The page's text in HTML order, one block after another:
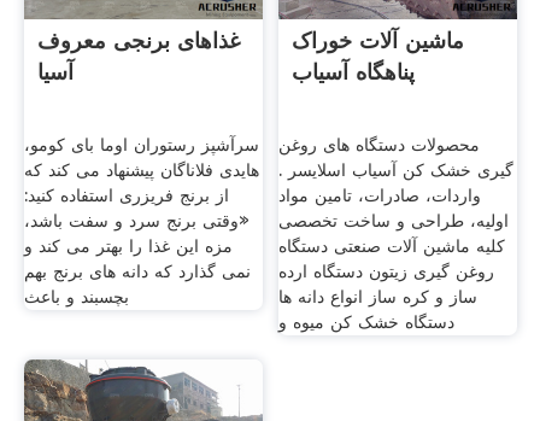
غذاهای برنجی معروف
آسیا
سرآشپز رستوران اوما بای کومو،
هایدی فلاناگان پیشنهاد می کند که
از برنج فریزری استفاده کنید:
«وقتی برنج سرد و سفت باشد،
مزه این غذا را بهتر می کند و
نمی گذارد که دانه های برنج بهم
بچسبند و باعث
ماشین آلات خوراک
پناهگاه آسیاب
محصولات دستگاه های روغن
گیری خشک کن آسیاب اسلایسر .
واردات، صادرات، تامین مواد
اولیه، طراحی و ساخت تخصصی
کلیه ماشین آلات صنعتی دستگاه
روغن گیری زیتون دستگاه ارده
ساز و کره ساز انواع دانه ها
دستگاه خشک کن میوه و